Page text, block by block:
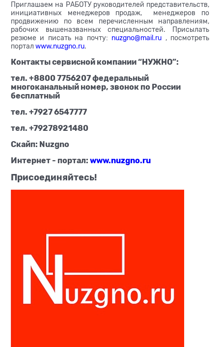
Приглашаем на РАБОТУ руководителей представительств,
инициативных менеджеров продаж, менеджеров по
продвижению по всем перечисленным направлениям,
рабочих вышеназванных специальностей. Присылать
резюме и писать на почту: nuzgno@mail.ru , посмотреть
портал www.nuzgno.ru.
Контакты сервисной компании “НУЖНО”:
тел. +8800 7756207 федеральный
многоканальный номер, звонок по России
бесплатный
тел. +7927 6547777
тел. +79278921480
Скайп: Nuzgno
Интернет - портал: www.nuzgno.ru
Присоединяйтесь!